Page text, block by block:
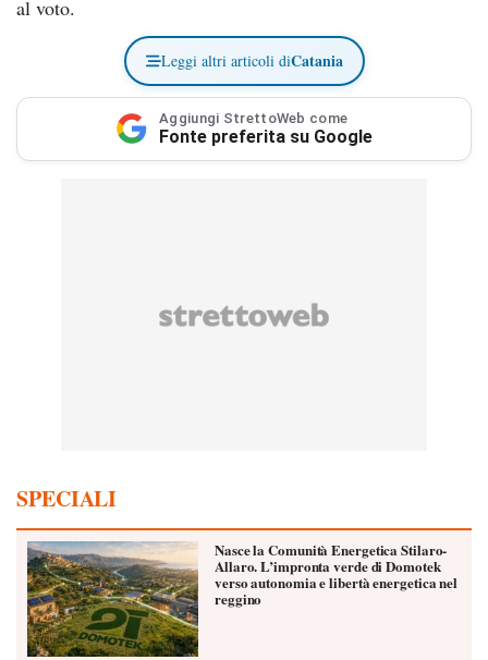
al voto.
Leggi altri articoli diCatania
Aggiungi StrettoWeb come
Fonte preferita su Google
SPECIALI
Nasce la Comunità Energetica Stilaro-
Allaro. L’impronta verde di Domotek
verso autonomia e libertà energetica nel
reggino